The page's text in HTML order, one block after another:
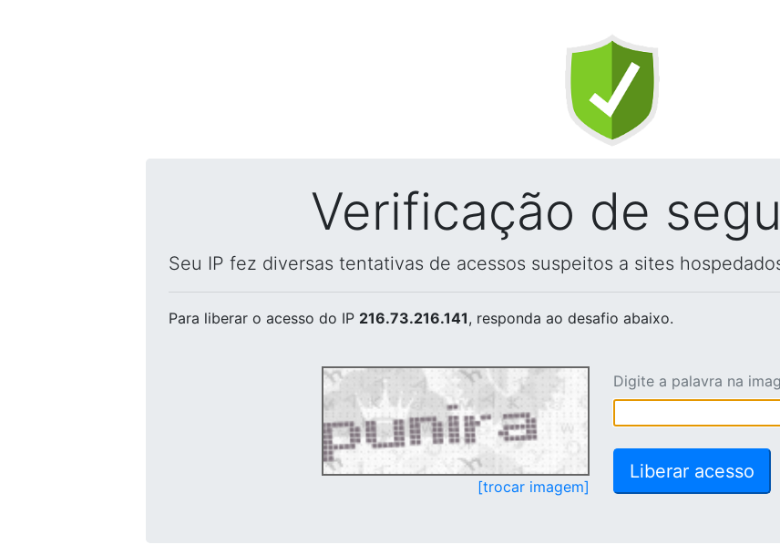
Verificação de
Seu IP fez diversas tentativas de acessos suspeitos a sites
Para liberar o acesso do IP 216.73.216.141, responda ao desafio abaixo.
[trocar imagem]
Digite a palavra na